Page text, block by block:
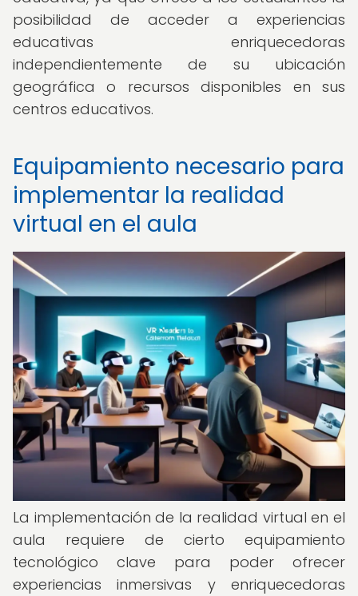
posibilidad de acceder a experiencias
educativas enriquecedoras
independientemente de su ubicación
geográfica o recursos disponibles en sus
centros educativos.
Equipamiento necesario para
implementar la realidad
virtual en el aula
La implementación de la realidad virtual en el
aula requiere de cierto equipamiento
tecnológico clave para poder ofrecer
experiencias inmersivas y enriquecedoras